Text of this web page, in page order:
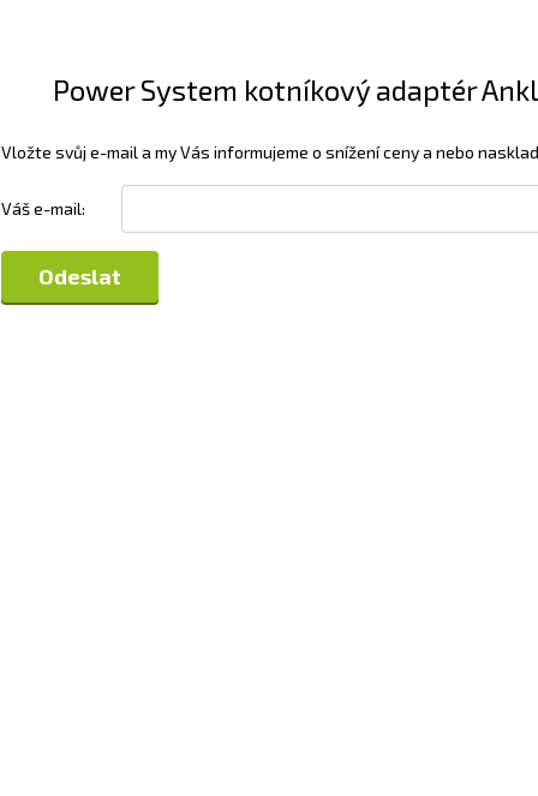
Power System kotníkový adaptér
Vložte svůj e-mail a my Vás informujeme o snížení ceny a nebo
Váš e-mail: